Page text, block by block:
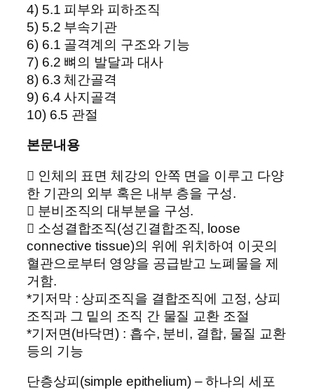
4) 5.1 피부와 피하조직
5) 5.2 부속기관
6) 6.1 골격계의 구조와 기능
7) 6.2 뼈의 발달과 대사
8) 6.3 체간골격
9) 6.4 사지골격
10) 6.5 관절
본문내용
 인체의 표면 체강의 안쪽 면을 이루고 다양
한 기관의 외부 혹은 내부 층을 구성.
 분비조직의 대부분을 구성.
 소성결합조직(성긴결합조직, loose
connective tissue)의 위에 위치하여 이곳의
혈관으로부터 영양을 공급받고 노폐물을 제
거함.
*기저막 : 상피조직을 결합조직에 고정, 상피
조직과 그 밑의 조직 간 물질 교환 조절
*기저면(바닥면) : 흡수, 분비, 결합, 물질 교환
등의 기능
단층상피(simple epithelium) – 하나의 세포